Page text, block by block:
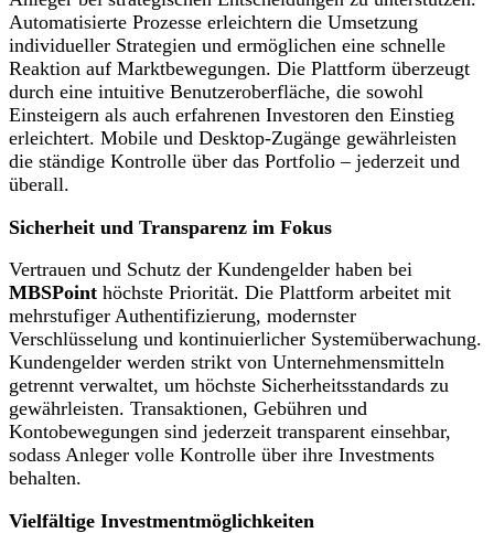
Automatisierte Prozesse erleichtern die Umsetzung
individueller Strategien und ermöglichen eine schnelle
Reaktion auf Marktbewegungen. Die Plattform überzeugt
durch eine intuitive Benutzeroberfläche, die sowohl
Einsteigern als auch erfahrenen Investoren den Einstieg
erleichtert. Mobile und Desktop-Zugänge gewährleisten
die ständige Kontrolle über das Portfolio – jederzeit und
überall.
Sicherheit und Transparenz im Fokus
Vertrauen und Schutz der Kundengelder haben bei
MBSPoint höchste Priorität. Die Plattform arbeitet mit
mehrstufiger Authentifizierung, modernster
Verschlüsselung und kontinuierlicher Systemüberwachung.
Kundengelder werden strikt von Unternehmensmitteln
getrennt verwaltet, um höchste Sicherheitsstandards zu
gewährleisten. Transaktionen, Gebühren und
Kontobewegungen sind jederzeit transparent einsehbar,
sodass Anleger volle Kontrolle über ihre Investments
behalten.
Vielfältige Investmentmöglichkeiten